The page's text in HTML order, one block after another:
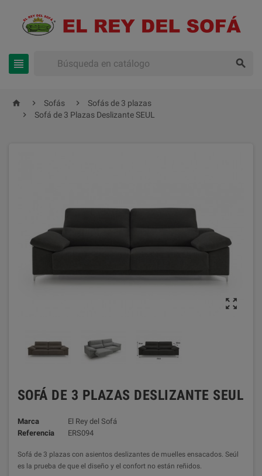
 
  Sofás 
Sofás de 3 plazas

Sofá de 3 Plazas Deslizante SEUL

SOFÁ DE 3 PLAZAS DESLIZANTE SEUL
Marca
El Rey del Sofá
Referencia
ERS094
Sofá de 3 plazas con asientos deslizantes de muelles ensacados. Seúl
es la prueba de que el diseño y el confort no están reñidos.